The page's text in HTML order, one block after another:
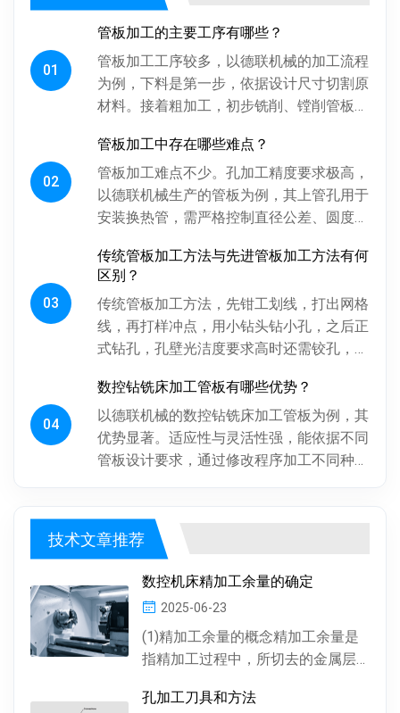
01
管板加工的主要工序有哪些？
管板加工工序较多，以德联机械的加工流程
为例，下料是第一步，依据设计尺寸切割原
材料。接着粗加工，初步铣削、镗削管板各
关键，通过射线、超声波探伤检...
02
管板加工中存在哪些难点？
管板加工难点不少。孔加工精度要求极高，
以德联机械生产的管板为例，其上管孔用于
安装换热管，需严格控制直径公差、圆度、
影响换热管安装与设备性能。板...
03
传统管板加工方法与先进管板加工方法有何
区别？
传统管板加工方法，先钳工划线，打出网格
线，再打样冲点，用小钻头钻小孔，之后正
式钻孔，孔壁光洁度要求高时还需铰孔，最
摇臂定位，劳动强度大、效率低...
04
数控钻铣床加工管板有哪些优势？
以德联机械的数控钻铣床加工管板为例，其
优势显著。适应性与灵活性强，能依据不同
管板设计要求，通过修改程序加工不同种
技术文章推荐
数控机床精加工余量的确定
2025-06-23
(1)精加工余量的概念精加工余量是
指精加工过程中，所切去的金属层
工余量由精加工一次...
孔加工刀具和方法